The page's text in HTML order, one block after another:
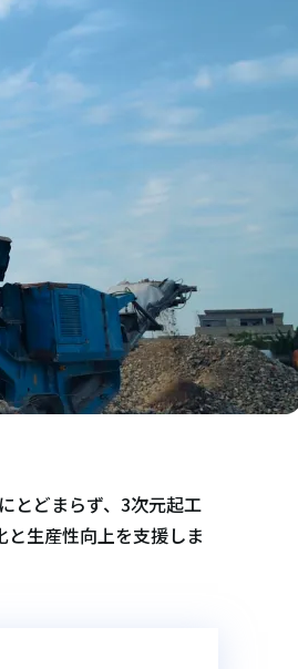
とどまらず、3次元起工
生産性向上を支援しま